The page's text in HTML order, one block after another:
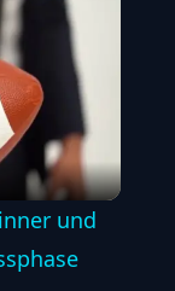
und